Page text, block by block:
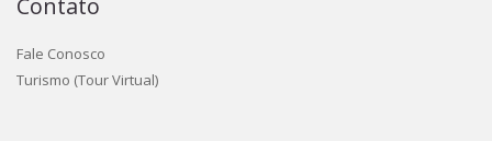
Contato
Fale Conosco
Turismo (Tour Virtual)